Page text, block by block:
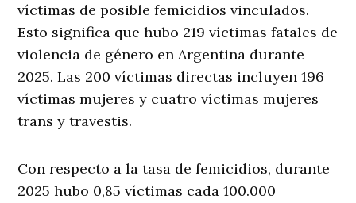
víctimas de posible femicidios vinculados.
Esto significa que hubo 219 víctimas fatales de
violencia de género en Argentina durante
2025. Las 200 víctimas directas incluyen 196
víctimas mujeres y cuatro víctimas mujeres
trans y travestis.
Con respecto a la tasa de femicidios, durante
2025 hubo 0,85 víctimas cada 100.000